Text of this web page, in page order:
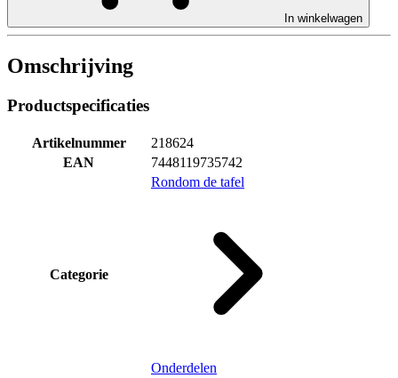
In winkelwagen
Omschrijving
Productspecificaties
Artikelnummer
218624
EAN
7448119735742
Categorie
Rondom de tafel
Onderdelen